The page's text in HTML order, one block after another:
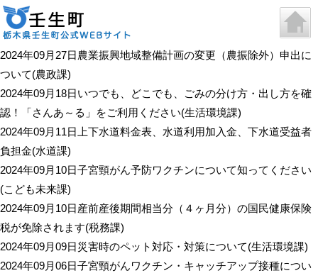
2024年09月27日農業振興地域整備計画の変更（農振除外）申出に
ついて(農政課)
2024年09月18日いつでも、どこでも、ごみの分け方・出し方を確
認！「さんあ～る」をご利用ください(生活環境課)
2024年09月11日 上下水道料金表、水道利用加入金、下水道受益者
負担金(水道課)
2024年09月10日子宮頸がん予防ワクチンについて知ってください
(こども未来課)
2024年09月10日産前産後期間相当分（４ヶ月分）の国民健康保険
税が免除されます(税務課)
2024年09月09日災害時のペット対応・対策について(生活環境課)
2024年09月06日子宮頸がんワクチン・キャッチアップ接種につい